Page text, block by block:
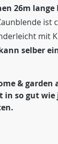
26m lange
ist
mit
selber
& garden
in so gut